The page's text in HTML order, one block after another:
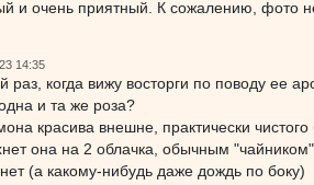
и очень приятный. К сожалению, фото
14:35
раз, когда вижу восторги по поводу ее
и та же роза?
красива внешне, практически
она на 2 облачка, обычным
(а какому-нибудь даже дождь по боку)